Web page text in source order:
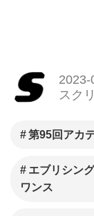
2023-
スク
第95回アカ
エブリシン
ワンス